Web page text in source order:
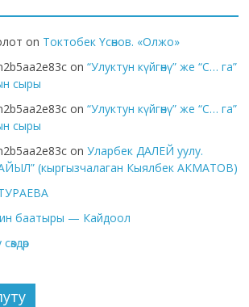
on Токтобек Үсөнов. «Олжо»
on“Улуктун күйгөнү” же “С… га”
сыры
on“Улуктун күйгөнү” же “С… га”
сыры
onУларбек ДАЛЕЙ уулу.
(кыргызчалаган Кыялбек АКМАТОВ)
баатыры — Кайдоол